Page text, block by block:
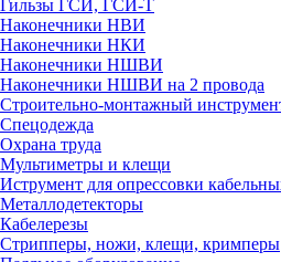
Гильзы ГСИ, ГСИ-Т
Наконечники НВИ
Наконечники НКИ
Наконечники НШВИ
Наконечники НШВИ на 2 провода
Строительно-монтажный
Спецодежда
Охрана труда
Мультиметры и клещи
Иструмент для опрессовки
Металлодетекторы
Кабелерезы
Стрипперы, ножи, клещи, кримперы